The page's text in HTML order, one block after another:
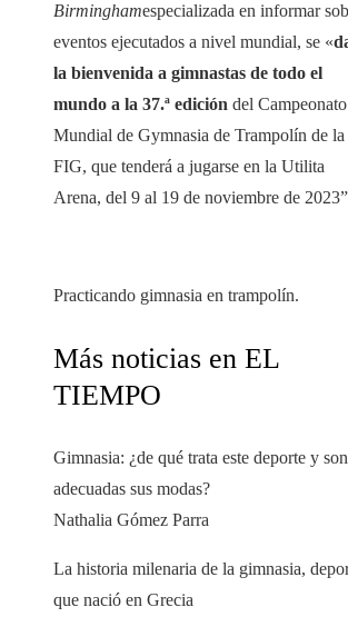
Birminghamespecializada en informar
eventos ejecutados a nivel mundial, se «
la bienvenida a gimnastas de todo el
mundo a la 37.ª edición del Campeonato
Mundial de Gymnasia de Trampolín de la
FIG, que tenderá a jugarse en la Utilita
Arena, del 9 al 19 de noviembre de
Practicando gimnasia en trampolín.
Más noticias en EL
TIEMPO
Gimnasia: ¿de qué trata este deporte y son
adecuadas sus modas?
Nathalia Gómez Parra
La historia milenaria de la gimnasia,
que nació en Grecia